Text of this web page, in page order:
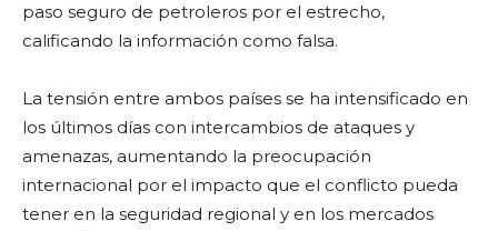
paso seguro de petroleros por el estrecho,
calificando la información como falsa.
La tensión entre ambos países se ha intensificado en
los últimos días con intercambios de ataques y
amenazas, aumentando la preocupación
internacional por el impacto que el conflicto pueda
tener en la seguridad regional y en los mercados